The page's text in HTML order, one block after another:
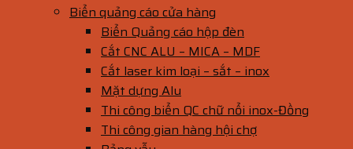
Biển quảng cáo cửa hàng
Biển Quảng cáo hộp đèn
Cắt CNC ALU – MICA – MDF
Cắt laser kim loại – sắt – inox
Mặt dựng Alu
Thi công biển QC chữ nổi inox-Đồng
Thi công gian hàng hội chợ